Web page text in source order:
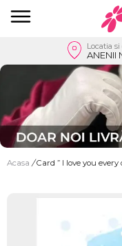
Locatia
ANENII
Acasa / Card ” I love you every